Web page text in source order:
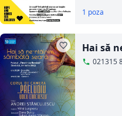
1 poza
Hai să
021315